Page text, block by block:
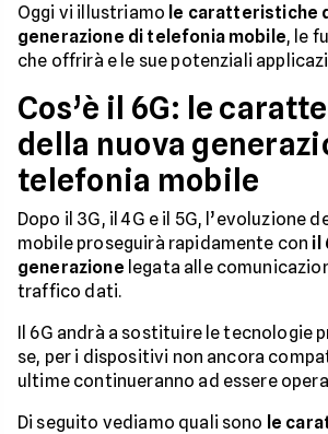
Oggi vi illustriamo le caratteristiche
generazione di telefonia mobile, le
che offrirà e le sue potenziali
Cos’è il 6G: le
della nuova
telefonia mobile
Dopo il 3G, il 4G e il 5G, l’evoluzione
mobile proseguirà rapidamente con il
generazione legata alle
traffico dati.
Il 6G andrà a sostituire le tecnologie
se, per i dispositivi non ancora
ultime continueranno ad essere
Di seguito vediamo quali sono le